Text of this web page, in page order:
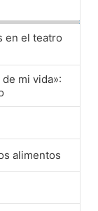
en el teatro
mi vida»:
alimentos